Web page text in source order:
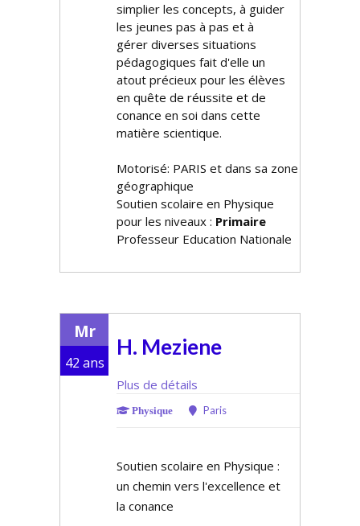
simplifier les concepts, à guider
les jeunes pas à pas et à
gérer diverses situations
pédagogiques fait d'elle un
atout précieux pour les élèves
en quête de réussite et de
confiance en soi dans cette
matière scientifique.
Motorisé: PARIS et dans sa zone
géographique
Soutien scolaire en Physique
pour les niveaux : Primaire
Professeur Education Nationale
Mr
42 ans
H. Meziene
Plus de détails
Physique Paris
Soutien scolaire en Physique :
un chemin vers l'excellence et
la confiance